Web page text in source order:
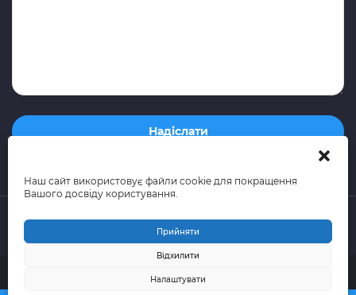
Наш сайт використовує файли cookie для покращення
Вашого досвіду користування.
Прийняти
Відхилити
Налаштувати
(Всі права захищені)